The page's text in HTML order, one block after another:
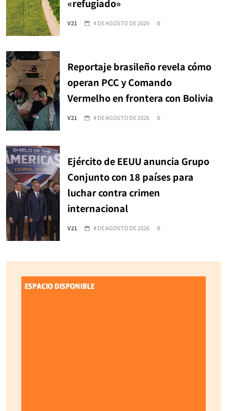
«refugiado»
V21 4 DE AGOSTO DE 2026 0
Reportaje brasileño revela cómo
operan PCC y Comando
Vermelho en frontera con Bolivia
V21 4 DE AGOSTO DE 2026 0
Ejército de EEUU anuncia Grupo
Conjunto con 18 países para
luchar contra crimen
internacional
V21 4 DE AGOSTO DE 2026 0